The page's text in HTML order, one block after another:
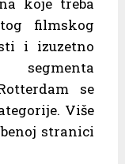
koje treba
filmskog
i izuzetno
segmenta
se
Više
stranici